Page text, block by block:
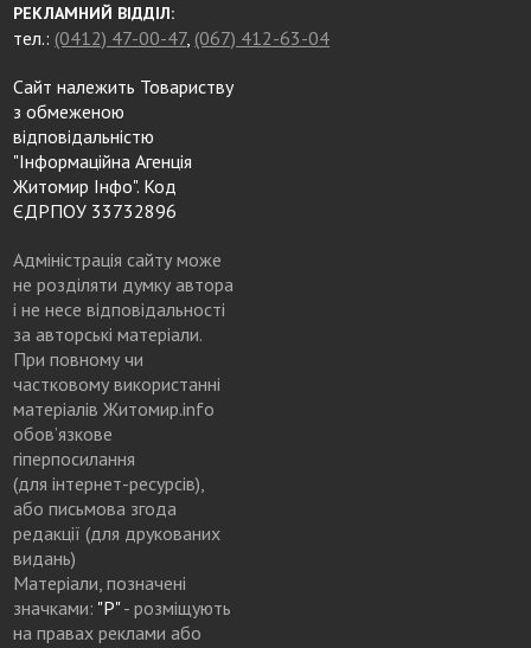
РЕКЛАМНИЙ ВІДДІЛ:
тел.: (0412) 47-00-47, (067) 412-63-04
Сайт належить Товариству
з обмеженою
відповідальністю
"Інформаційна Агенція
Житомир Інфо". Код
ЄДРПОУ 33732896
Адміністрація сайту може
не розділяти думку автора
і не несе відповідальності
за авторські матеріали.
При повному чи
частковому використанні
матеріалів Житомир.info
обов’язкове
гіперпосилання
(для інтернет-ресурсів),
або письмова згода
редакції (для друкованих
видань)
Матеріали, позначені
значками: "Р"- розміщують
на правах реклами або